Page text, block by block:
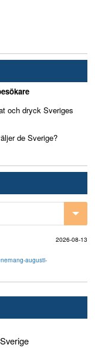
och dryck Sveriges
de Sverige?
2026-08-13
augusti-